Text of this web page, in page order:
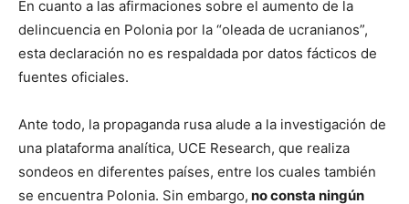
En cuanto a las afirmaciones sobre el aumento de la
delincuencia en Polonia por la “oleada de ucranianos”,
esta declaración no es respaldada por datos fácticos de
fuentes oficiales.
Ante todo, la propaganda rusa alude a la investigación de
una plataforma analítica, UCE Research, que realiza
sondeos en diferentes países, entre los cuales también
se encuentra Polonia. Sin embargo, no consta ningún